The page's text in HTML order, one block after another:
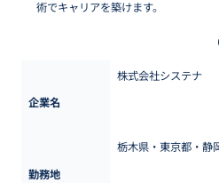
術でキャリアを築けます。
企業名
株式会社システナ
勤務地
栃木県・東京都・静